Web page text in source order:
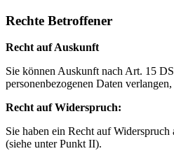
Rechte Betroffener
Recht auf Auskunft
Sie können Auskunft nach Art. 15
personenbezogenen Daten
Recht auf Widerspruch:
Sie haben ein Recht auf Widerspruch
(siehe unter Punkt II).